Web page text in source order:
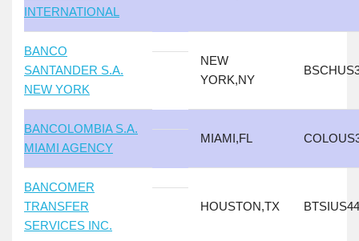
INTERNATIONAL
BANCO
SANTANDER S.A.
NEW YORK
NEW
YORK,NY
BANCOLOMBIA S.A.
MIAMI AGENCY
MIAMI,FL
BANCOMER
TRANSFER
SERVICES INC.
HOUSTON,TX